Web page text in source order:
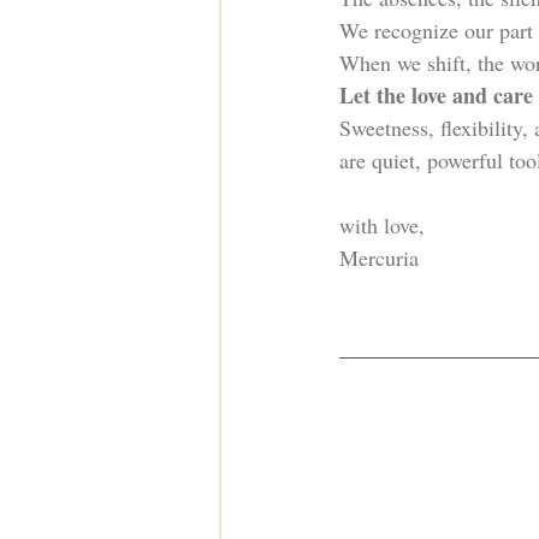
We recognize our
When we shift, the
Let the love and
Sweetness, flexibility,
are quiet, powerful
with love,
Mercuria